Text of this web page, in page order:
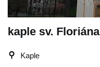
kaple sv. Floriána
Kaple